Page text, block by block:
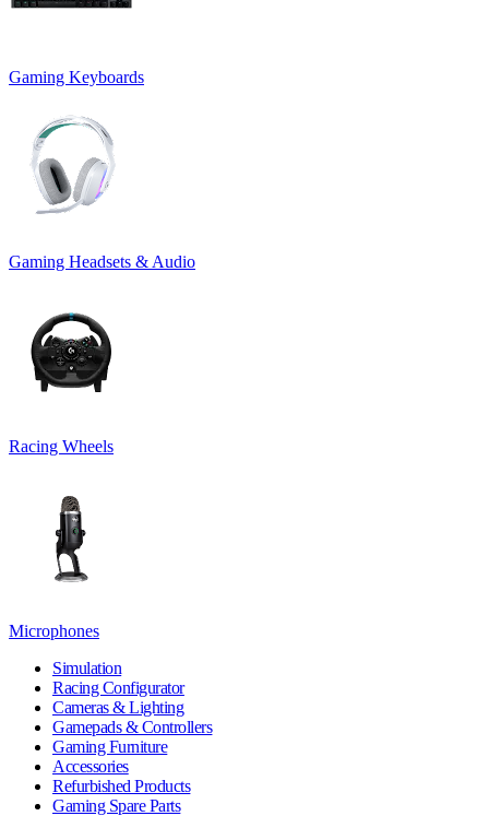
Gaming Keyboards
Gaming Headsets & Audio
Racing Wheels
Microphones
Simulation
Racing Configurator
Cameras & Lighting
Gamepads & Controllers
Gaming Furniture
Accessories
Refurbished Products
Gaming Spare Parts